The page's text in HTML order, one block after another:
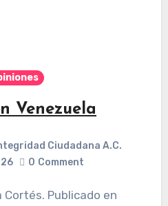
Venezuela
Ciudadana A.C.
0 Comment